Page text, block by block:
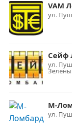
VAM
ул.
Сейф
ул.
М-
ул.